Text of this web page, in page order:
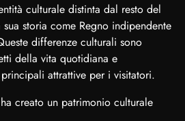
culturale distinta dal resto del
storia come Regno indipendente
differenze culturali sono
della vita quotidiana e
attrattive per i visitatori.
creato un patrimonio culturale